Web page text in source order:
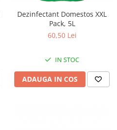
Dezinfectant Domestos XXL
Pack, 5L
60,50 Lei
IN STOC
ADAUGA IN COS